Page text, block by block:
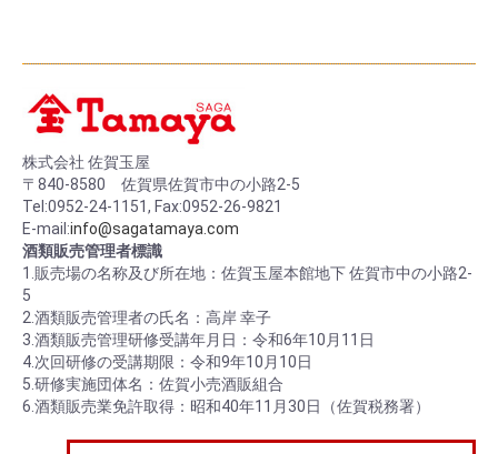
株式会社 佐賀玉屋
〒840-8580 佐賀県佐賀市中の小路2-5
Tel:0952-24-1151, Fax:0952-26-9821
E-mail:info@sagatamaya.com
酒類販売管理者標識
1.販売場の名称及び所在地：佐賀玉屋本館地下 佐賀市中の小路2-
5
2.酒類販売管理者の氏名：高岸 幸子
3.酒類販売管理研修受講年月日：令和6年10月11日
4.次回研修の受講期限：令和9年10月10日
5.研修実施団体名：佐賀小売酒販組合
6.酒類販売業免許取得：昭和40年11月30日（佐賀税務署）